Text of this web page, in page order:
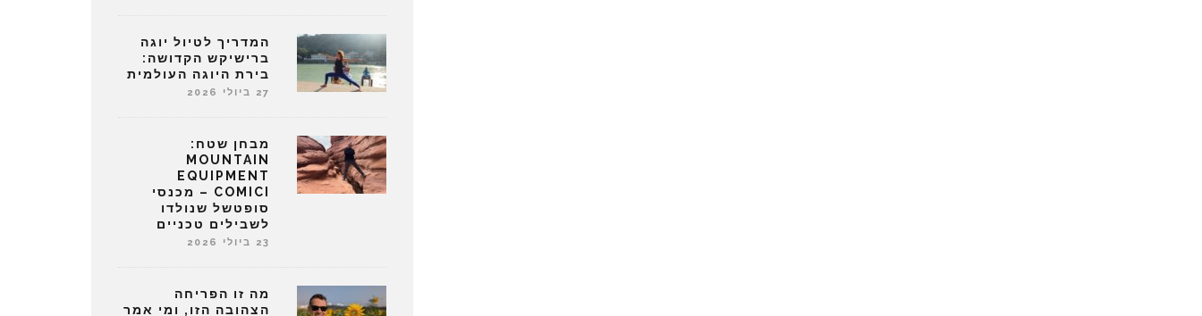
המדריך לטיול יוגה
ברישיקש הקדושה:
בירת היוגה העולמית
27 ביולי 2026
מבחן שטח:
MOUNTAIN
EQUIPMENT
COMICI – מכנסי
סופטשל שנולדו
לשבילים טכניים
23 ביולי 2026
מה זו הפריחה
הצהובה הזו, ומי אמר